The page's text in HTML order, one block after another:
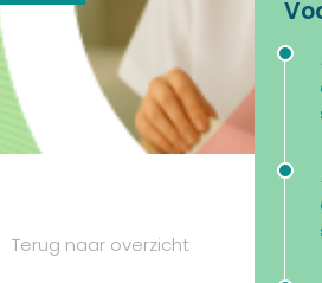
Terug naar overzicht